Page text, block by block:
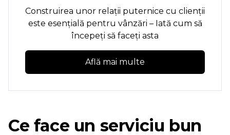
Construirea unor relații puternice cu clienții
este esențială pentru vânzări – Iată cum să
începeți să faceți asta
Află mai multe
Ce face un serviciu bun